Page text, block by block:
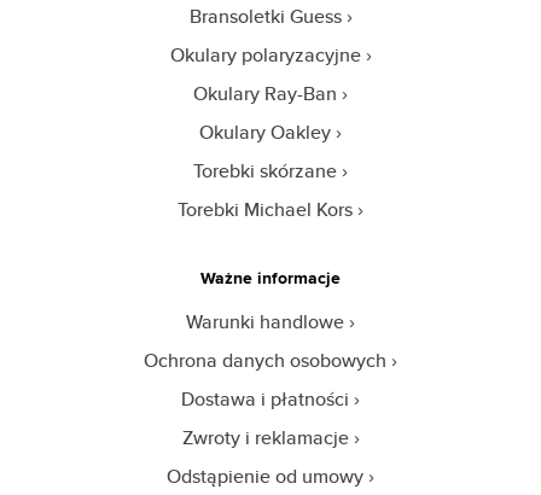
Bransoletki Guess
Okulary polaryzacyjne
Okulary Ray-Ban
Okulary Oakley
Torebki skórzane
Torebki Michael Kors
Ważne informacje
Warunki handlowe
Ochrona danych osobowych
Dostawa i płatności
Zwroty i reklamacje
Odstąpienie od umowy